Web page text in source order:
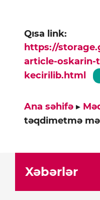
Qısa link:
https://
article-oskarin-
kecirilib.html
Ana səhifə ▸
təqdimetmə
Xəbərlər